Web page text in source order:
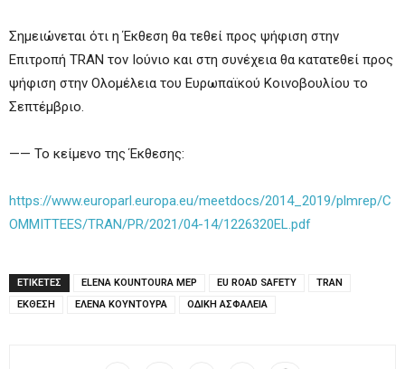
Σημειώνεται ότι η Έκθεση θα τεθεί προς ψήφιση στην
Επιτροπή TRAN τον Ιούνιο και στη συνέχεια θα κατατεθεί προς
ψήφιση στην Ολομέλεια του Ευρωπαϊκού Κοινοβουλίου το
Σεπτέμβριο.
—— Το κείμενο της Έκθεσης:
https://www.europarl.europa.eu/meetdocs/2014_2019/plmrep/C
OMMITTEES/TRAN/PR/2021/04-14/1226320EL.pdf
ΕΤΙΚΕΤΕΣ ELENA KOUNTOURA MEP EU ROAD SAFETY
TRAN
ΕΚΘΕΣΗ
ΕΛΕΝΑ ΚΟΥΝΤΟΥΡΑ ΟΔΙΚΗ ΑΣΦΑΛΕΙΑ